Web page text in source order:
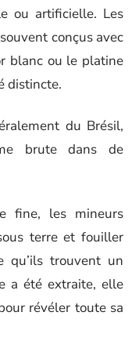
ou artificielle. Les
conçus avec
blanc ou le platine
distincte.
du Brésil,
brute dans de
fine, les mineurs
terre et fouiller
qu’ils trouvent un
a été extraite, elle
révéler toute sa